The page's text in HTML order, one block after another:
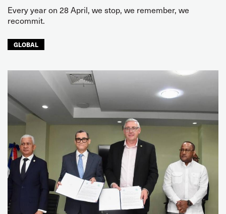
Every year on 28 April, we stop, we remember, we
recommit.
GLOBAL